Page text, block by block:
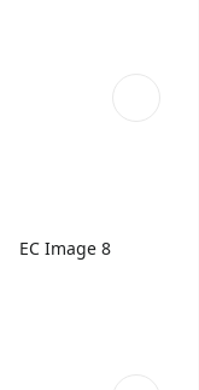
EC Image 8